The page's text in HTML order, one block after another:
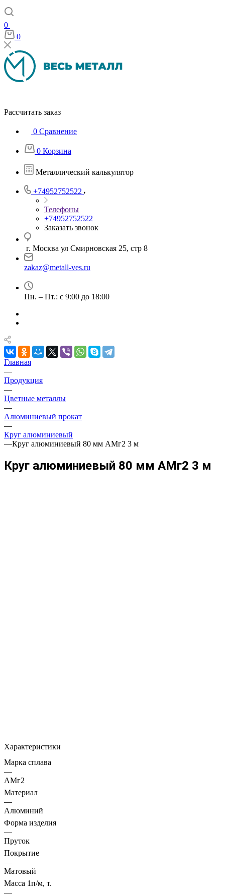
0
0
Рассчитать заказ
0 Сравнение
0 Корзина
Металлический калькулятор
+74952752522
Телефоны
+74952752522
Заказать звонок
г. Москва ул Смирновская 25, стр 8
zakaz@metall-ves.ru
Пн. – Пт.: с 9:00 до 18:00
Главная
—
Продукция
—
Цветные металлы
—
Алюминиевый прокат
—
Круг алюминиевый
—Круг алюминиевый 80 мм АМг2 3 м
Круг алюминиевый 80 мм АМг2 3 м
Характеристики
Марка сплава
—
АМг2
Материал
—
Алюминий
Форма изделия
—
Пруток
Покрытие
—
Матовый
Масса 1п/м, т.
—